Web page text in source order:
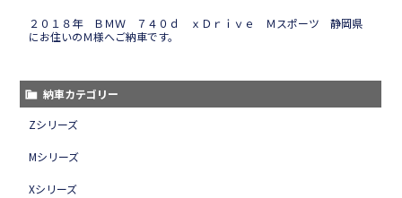
２０１８年 ＢＭＷ ７４０ｄ ｘＤｒｉｖｅ Ｍスポーツ 静岡県
にお住いのＭ様へご納車です。
納車カテゴリー
Zシリーズ
Mシリーズ
Xシリーズ